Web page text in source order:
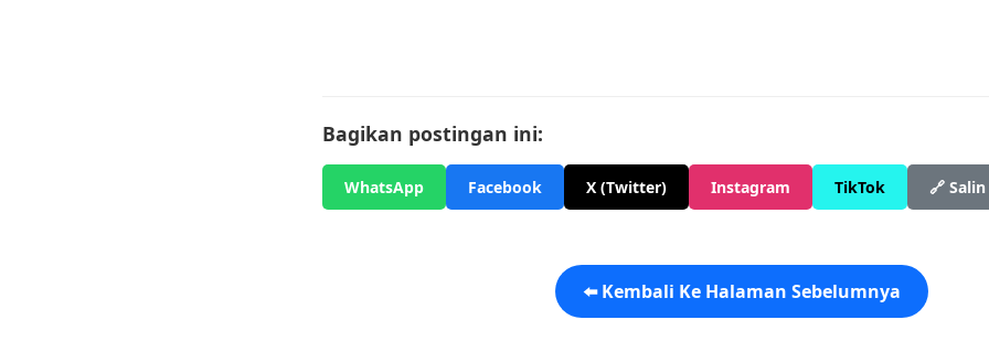
Bagikan postingan ini:
WhatsApp Facebook X (Twitter) Instagram TikTok 🔗
⬅️ Kembali Ke Halaman Sebelumnya